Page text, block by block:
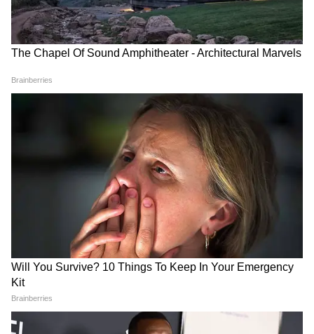
संक्रामक बीमारियों वाले मरीज़ों की लगातार देखभाल करने
के कारण वे हमेशा अपनी सेहत को खतरे में डालकर काम
करती हैं। मानसिक तनाव तो इससे भी बड़ा है।
उन्हें रोज़ाना दर्द से तड़पते मरीज़ों, मौत और मातम को
देखना पड़ता है। मरीज़ के घरवाले अक्सर अपना गुस्सा
और चिंता सामने खड़ी नर्स पर ही निकाल देते हैं। यह सब
सहकर हमेशा मुस्कुराते हुए मरीज़ों की देखभाल करना
बहुत ज़्यादा मानसिक दबाव डालता है। कई नर्सें मानती हैं
कि इस तनाव का असर उनकी पारिवारिक ज़िंदगी और
बच्चों की परवरिश पर भी पड़ता है। अनियमित शिफ्ट
उनकी नींद और खान-पान के रूटीन को भी बिगाड़ देती
है।